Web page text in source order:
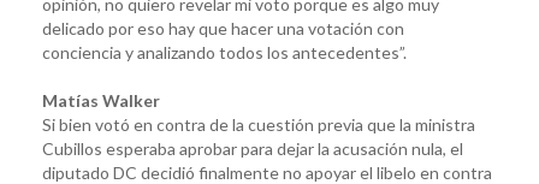
delicado por eso hay que hacer una votación con
conciencia y analizando todos los antecedentes”.
Matías Walker
Si bien votó en contra de la cuestión previa que la ministra
Cubillos esperaba aprobar para dejar la acusación nula, el
diputado DC decidió finalmente no apoyar el libelo en contra